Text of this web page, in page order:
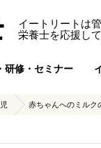
イートリートは
栄養士を応援して
研修・セミナー
赤ちゃんへのミルク